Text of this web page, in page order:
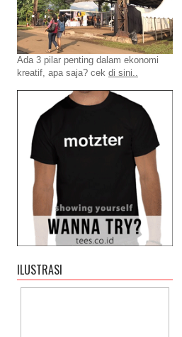
Ada 3 pilar penting dalam ekonomi
kreatif, apa saja? cek di sini..
ILUSTRASI